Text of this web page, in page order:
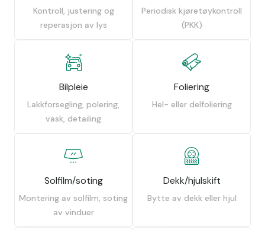
Kontroll, justering og
reperasjon av lys
Periodisk kjøretøykontroll
(PKK)
Bilpleie
Lakkforsegling, polering,
vask, detailing
Foliering
Hel- eller delfoliering
Solfilm/soting
Montering av solfilm, soting
av vinduer
Dekk/hjulskift
Bytte av dekk eller hjul